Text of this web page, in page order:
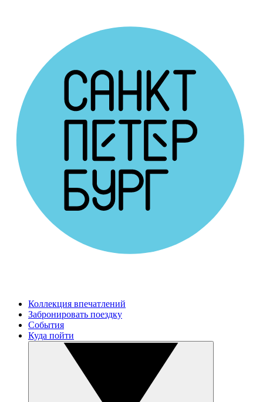
Коллекция впечатлений
Забронировать поездку
События
Куда пойти